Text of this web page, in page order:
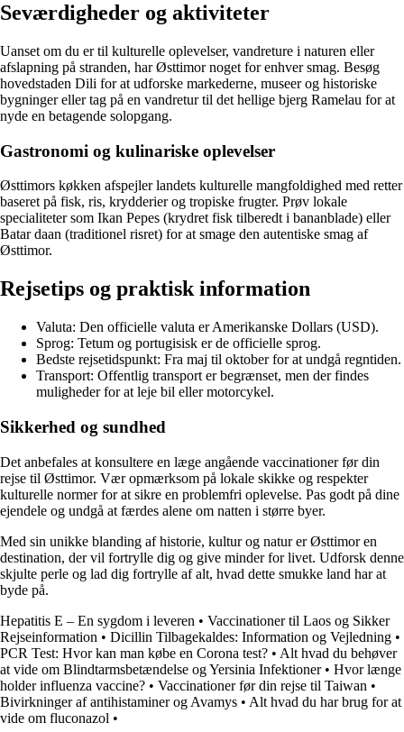
Seværdigheder og aktiviteter
Uanset om du er til kulturelle oplevelser, vandreture i naturen eller
afslapning på stranden, har Østtimor noget for enhver smag. Besøg
hovedstaden Dili for at udforske markederne, museer og historiske
bygninger eller tag på en vandretur til det hellige bjerg Ramelau for at
nyde en betagende solopgang.
Gastronomi og kulinariske oplevelser
Østtimors køkken afspejler landets kulturelle mangfoldighed med retter
baseret på fisk, ris, krydderier og tropiske frugter. Prøv lokale
specialiteter som Ikan Pepes (krydret fisk tilberedt i bananblade) eller
Batar daan (traditionel risret) for at smage den autentiske smag af
Østtimor.
Rejsetips og praktisk information
Valuta: Den officielle valuta er Amerikanske Dollars (USD).
Sprog: Tetum og portugisisk er de officielle sprog.
Bedste rejsetidspunkt: Fra maj til oktober for at undgå regntiden.
Transport: Offentlig transport er begrænset, men der findes
muligheder for at leje bil eller motorcykel.
Sikkerhed og sundhed
Det anbefales at konsultere en læge angående vaccinationer før din
rejse til Østtimor. Vær opmærksom på lokale skikke og respekter
kulturelle normer for at sikre en problemfri oplevelse. Pas godt på dine
ejendele og undgå at færdes alene om natten i større byer.
Med sin unikke blanding af historie, kultur og natur er Østtimor en
destination, der vil fortrylle dig og give minder for livet. Udforsk denne
skjulte perle og lad dig fortrylle af alt, hvad dette smukke land har at
byde på.
Hepatitis E – En sygdom i leveren • Vaccinationer til Laos og Sikker
Rejseinformation • Dicillin Tilbagekaldes: Information og Vejledning •
PCR Test: Hvor kan man købe en Corona test? • Alt hvad du behøver
at vide om Blindtarmsbetændelse og Yersinia Infektioner• Hvor længe
holder influenza vaccine? • Vaccinationer før din rejse til Taiwan •
Bivirkninger af antihistaminer og Avamys • Alt hvad du har brug for at
vide om fluconazol •